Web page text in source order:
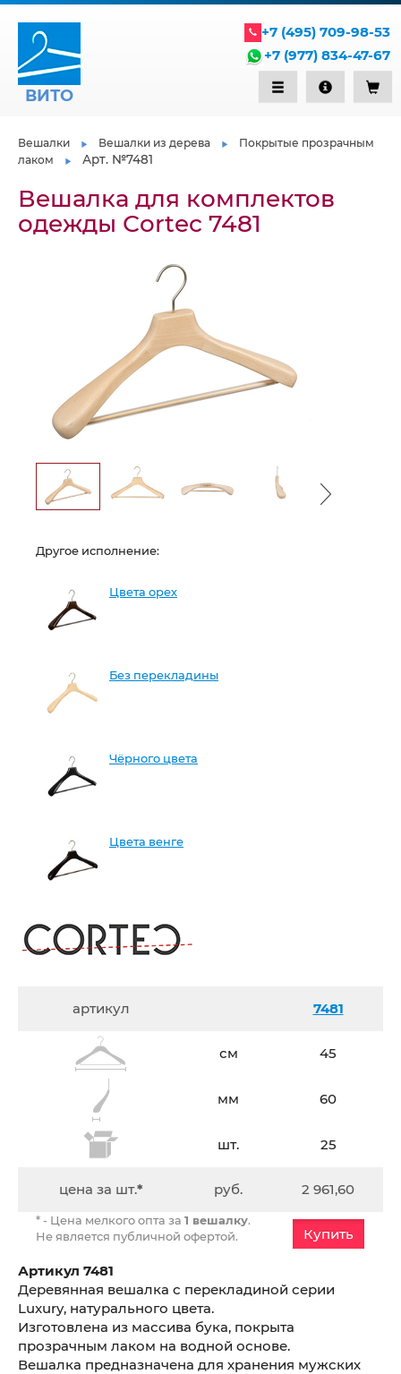
ВИТО
+7 (495) 709-98-53
+7 (977) 834-47-67
Вешалки Вешалки из дерева
Покрытые прозрачным
лаком
Арт. №7481
Вешалка для комплектов
одежды Сortec 7481
Другое исполнение:
Цвета орех
Без перекладины
Чёрного цвета
Цвета венге
артикул 7481
см 45
мм 60
шт. 25
цена за шт.* руб. 2 961,60
* - Цена мелкого опта за 1 вешалку.
Не является публичной офертой.
Купить
Артикул 7481
Деревянная вешалка с перекладиной серии
Luxury, натурального цвета.
Изготовлена из массива бука, покрыта
прозрачным лаком на водной основе.
Вешалка предназначена для хранения мужских